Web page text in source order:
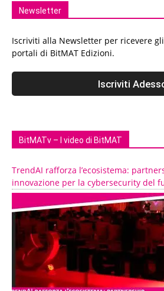
Newsletter
Iscriviti alla Newsletter per ricevere
portali di BitMAT Edizioni.
BitMATv – I video di BitMAT
TrendAI rafforza l’ecosistema:
innovazione per la cybersecurity del